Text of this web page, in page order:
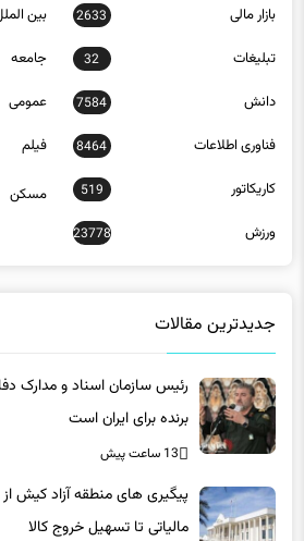
بازار مالی 2633 بین
تبلیغات 32 جامعه
دانش 7584 عمومی
فناوری اطلاعات 8464 فیلم
کاریکاتور 519 مسکن
ورزش 23778
جدیدترین مقالات
رئیس سازمان اسناد و مدارک
برنده برای ایران است
13 ساعت پیش
پیگیری های منطقه آزاد کیش
مالیاتی تا تسهیل خروج کالا